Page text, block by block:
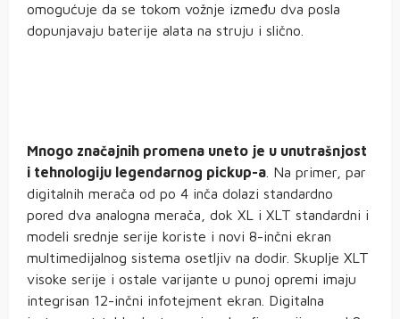
omogućuje da se tokom vožnje između dva posla
dopunjavaju baterije alata na struju i slično.
Mnogo značajnih promena uneto je u unutrašnjost
i tehnologiju legendarnog pickup-a . Na primer, par
digitalnih merača od po 4 inča dolazi standardno
pored dva analogna merača, dok XL i XLT standardni i
modeli srednje serije koriste i novi 8-inčni ekran
multimedijalnog sistema osetljiv na dodir. Skuplje XLT
visoke serije i ostale varijante u punoj opremi imaju
integrisan 12-inčni infotejment ekran. Digitalna